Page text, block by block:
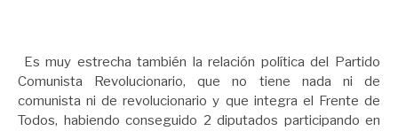
Es muy estrecha también la relación política del Partido
Comunista Revolucionario, que no tiene nada ni de
comunista ni de revolucionario y que integra el Frente de
Todos, habiendo conseguido 2 diputados participando en